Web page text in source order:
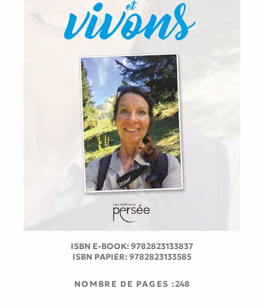
ISBN E-BOOK:9782823133837
ISBN PAPIER:9782823133585
NOMBRE DE PAGES :248